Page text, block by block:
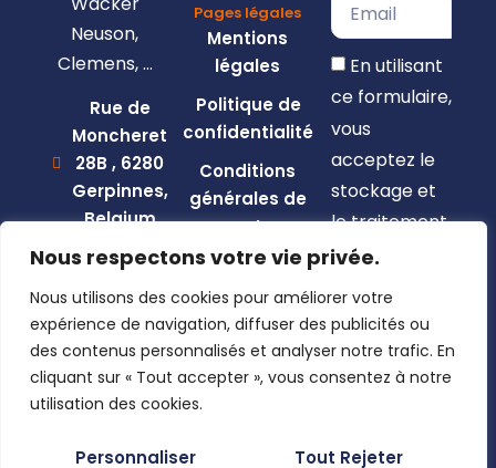
Nous respectons votre vie privée.
Nous utilisons des cookies pour améliorer votre
expérience de navigation, diffuser des publicités ou
des contenus personnalisés et analyser notre trafic. En
cliquant sur « Tout accepter », vous consentez à notre
utilisation des cookies.
Personnaliser Tout Rejeter
Neuson,
Clemens, …
Rue de
Moncheret
28B , 6280
Gerpinnes,
Belgium
+32 492
marcellin@gerpiagri.be
BE
0793.946.582
Pages légales
Mentions
légales
Politique de
confidentialité
Conditions
générales de
vente
En utilisant
ce formulaire,
vous
acceptez le
stockage et
le traitement
de vos
ce site web.
S'inscrire